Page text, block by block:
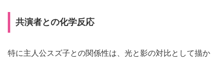
共演者との化学反応
特に主人公スズ子との関係性は、光と影の対比として描か